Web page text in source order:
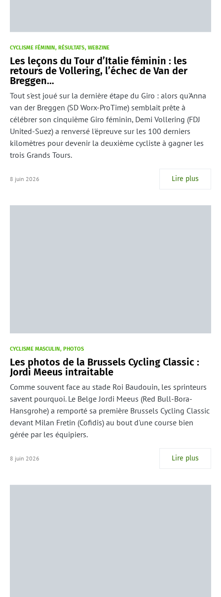
CYCLISME FÉMININ RÉSULTATS WEBZINE
Les leçons du Tour d’Italie féminin : les
retours de Vollering, l’échec de Van der
Breggen…
Tout s'est joué sur la dernière étape du Giro : alors qu'Anna
van der Breggen (SD Worx-ProTime) semblait prête à
célébrer son cinquième Giro féminin, Demi Vollering (FDJ
United-Suez) a renversé l'épreuve sur les 100 derniers
kilomètres pour devenir la deuxième cycliste à gagner les
trois Grands Tours.
8 juin 2026 Lire plus
CYCLISME MASCULIN PHOTOS
Les photos de la Brussels Cycling Classic :
Jordi Meeus intraitable
Comme souvent face au stade Roi Baudouin, les sprinteurs
savent pourquoi. Le Belge Jordi Meeus (Red Bull-Bora-
Hansgrohe) a remporté sa première Brussels Cycling Classic
devant Milan Fretin (Cofidis) au bout d'une course bien
gérée par les équipiers.
8 juin 2026 Lire plus